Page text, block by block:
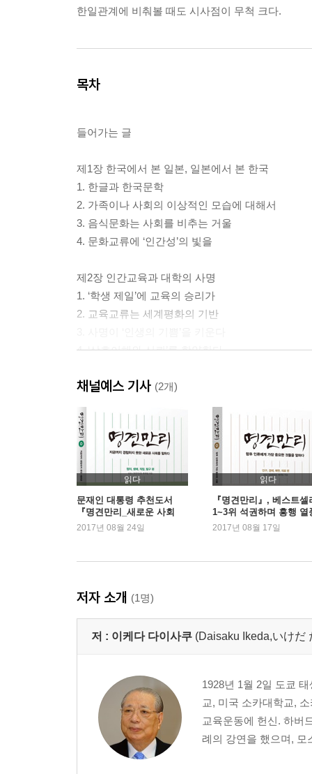
한일관계에 비춰볼 때도 시사점이 무척 크다.
목차
들어가는 글
제1장 한국에서 본 일본, 일본에서 본 한국
1. 한글과 한국문학
2. 가족이나 사회의 이상적인 모습에 대해서
3. 음식문화는 사회를 비추는 거울
4. 문화교류에 ‘인간성’의 빛을
제2장 인간교육과 대학의 사명
1. ‘학생 제일’에 교육의 승리가
2. 교육교류는 세계평화의 기반
4. ‘상호이해와 신뢰’를 함양한다
제3장 ‘평화 문화’를 구축한다
1. 국민성의 차이를 넘어서
2. ‘마음의 거리’를 좁히다
3. 우호의 ‘무지개다리’를 만대에
마치며
채널예스 기사 (2개)
읽다
문재인 대통령 추천도서
『명견만리_새로운 사회
편』, 2주 연속 1위
2017년 08월 24일
읽다
『명견만리』, 베스트셀
1~3위 석권하며 흥행 열
2017년 08월 17일
저자 소개 (1명)
저 : 이케다 다이사쿠 (Daisaku Ikeda,いけだ
1928년 1월 2일 도쿄
교, 미국 소카대학교,
교육운동에 헌신. 하버
례의 강연을 했으며, 모